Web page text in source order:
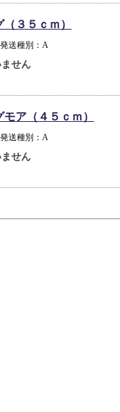
３５ｃｍ）
送種別：A
せん
ア（４５ｃｍ）
送種別：A
せん